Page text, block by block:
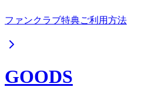
ファンクラブ特典ご利用方法
GOODS